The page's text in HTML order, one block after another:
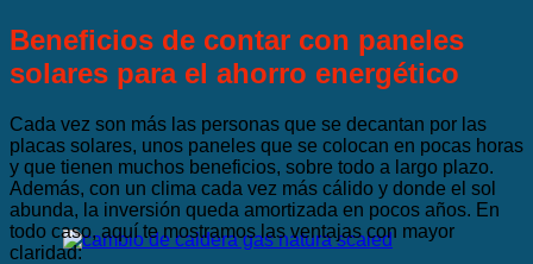
Beneficios de contar con paneles
solares para el ahorro energético
Cada vez son más las personas que se decantan por las
placas solares, unos paneles que se colocan en pocas horas
y que tienen muchos beneficios, sobre todo a largo plazo.
Además, con un clima cada vez más cálido y donde el sol
abunda, la inversión queda amortizada en pocos años. En
todo caso, aquí te mostramos las ventajas con mayor
claridad: